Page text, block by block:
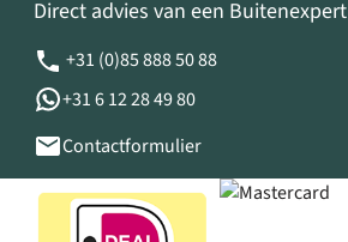
Direct advies van een Buitenexpert
+31 (0)85 888 50 88
+31 6 12 28 49 80
Contactformulier